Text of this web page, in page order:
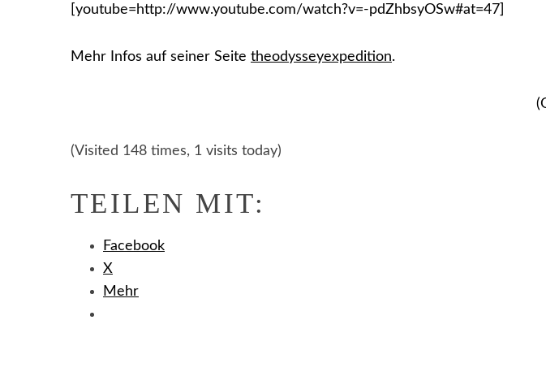
[youtube=http://www.youtube.com/watch?v=-pdZhbsyOSw#at=47]
Mehr Infos auf seiner Seite theodysseyexpedition.
(Visited 148 times, 1 visits today)
TEILEN MIT:
Facebook
X
Mehr